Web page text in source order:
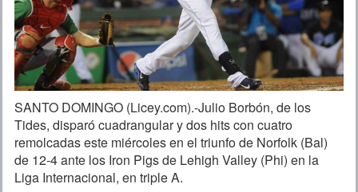
SANTO DOMINGO (Licey.com).-Julio Borbón, de los
Tides, disparó cuadrangular y dos hits con cuatro
remolcadas este miércoles en el triunfo de Norfolk (Bal)
de 12-4 ante los Iron Pigs de Lehigh Valley (Phi) en la
Liga Internacional, en triple A.